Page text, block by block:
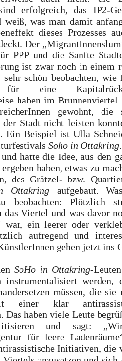
erfolgreich, das IP2-
weiß, was man damit
dieses Prozesses
Der
PPP und die Sanfte
ist zwar noch in einem
sehr schön beobachten,
für eine
haben im
gewohnt,
der Stadt nicht leisten
Ein Beispiel ist Ulla
Soho in Ottakring
hatte die Idee, aus den
haben, etwas zu
des Grätzel- bzw.
Ottakring aufgebaut.
beobachten: Plötzlich
das Viertel und was davor
war, ein leerer oder
aufregend und
gehen jetzt ins
SoHo in Ottakring-
instrumentalisiert werden,
müssen, die
einer klar
Das haben viele Leute
und sagt:
für leere
Initiativen, die